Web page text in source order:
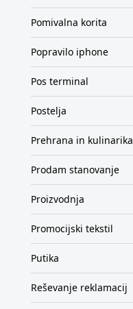
Pomivalna korita
Popravilo iphone
Pos terminal
Postelja
Prehrana in kulinarika
Prodam stanovanje
Proizvodnja
Promocijski tekstil
Putika
Reševanje reklamacij